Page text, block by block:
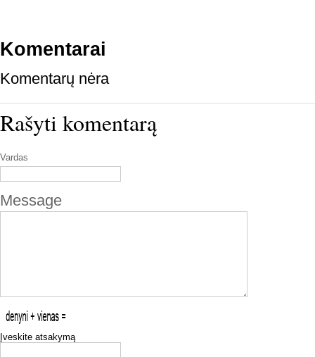
Komentarai
Komentarų nėra
Rašyti komentarą
Vardas
Message
Įveskite atsakymą